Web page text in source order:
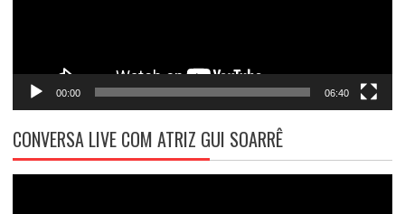
00:00 06:40
CONVERSA LIVE COM ATRIZ GUI SOARRÊ